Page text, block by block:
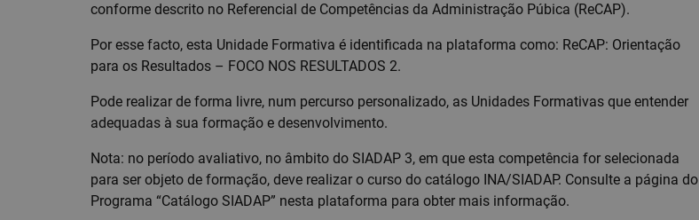
conforme descrito no Referencial de Competências da Administração Púbica (ReCAP).
Por esse facto, esta Unidade Formativa é identificada na plataforma como: ReCAP: Orientação
para os Resultados – FOCO NOS RESULTADOS 2.
Pode realizar de forma livre, num percurso personalizado, as Unidades Formativas que entender
adequadas à sua formação e desenvolvimento.
Nota: no período avaliativo, no âmbito do SIADAP 3, em que esta competência for selecionada
para ser objeto de formação, deve realizar o curso do catálogo INA/SIADAP. Consulte a página do
Programa “Catálogo SIADAP” nesta plataforma para obter mais informação.